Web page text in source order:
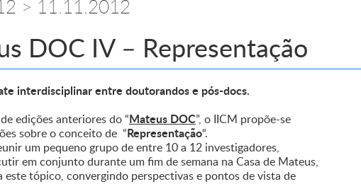
> 11.11.2012
DOC IV – Representação
interdisciplinar entre doutorandos e pós-docs.
edições anteriores do “Mateus DOC”, o IICM propõe-se
sobre o conceito de “Representação“.
um pequeno grupo de entre 10 a 12 investigadores,
em conjunto durante um fim de semana na Casa de Mateus,
este tópico, convergindo perspectivas e pontos de vista de